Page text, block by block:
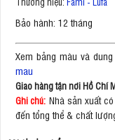
Bảo hành: 12 tháng
Xem bảng màu và
mau
Giao hàng tận nơi Hồ Chí
Ghi chú: Nhà sản xuất
đến tổng thể & chất